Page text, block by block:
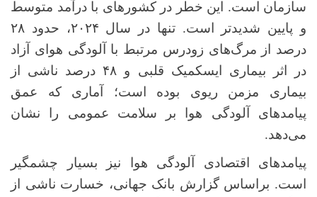
سازمان است. این خطر در کشورهای با درآمد متوسط
و پایین شدیدتر است. تنها در سال ۲۰۲۴، حدود ۲۸
درصد از مرگ‌های زودرس مرتبط با آلودگی هوای آزاد
در اثر بیماری ایسکمیک قلبی و ۴۸ درصد ناشی از
بیماری مزمن ریوی بوده است؛ آماری که عمق
پیامدهای آلودگی هوا بر سلامت عمومی را نشان
می‌دهد.
پیامدهای اقتصادی آلودگی هوا نیز بسیار چشمگیر
است. براساس گزارش بانک جهانی، خسارت ناشی از